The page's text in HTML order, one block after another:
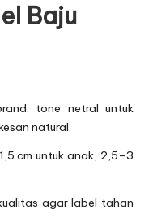
Baju
tone netral untuk
natural.
cm untuk anak, 2,5–3
agar label tahan